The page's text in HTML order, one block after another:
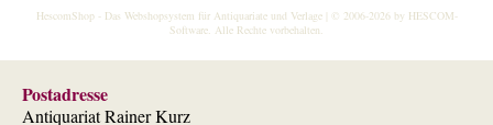
HescomShop- Das Webshopsystem für Antiquariate und Verlage | © 2006-2026 by HESCOM-
Software. Alle Rechte vorbehalten.
Postadresse
Antiquariat Rainer Kurz